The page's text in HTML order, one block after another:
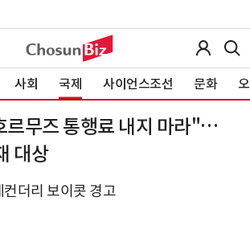
사회 국제 사이언스조선 문화
르무즈 통행료 내지 마라"…
대상
더리 보이콧 경고